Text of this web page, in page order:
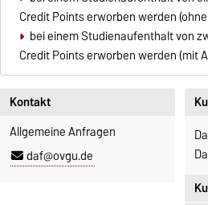
Credit Points erworben werden
bei einem Studienaufenthalt von
Credit Points erworben werden (mit
Kontakt
Allgemeine Anfragen
daf@ovgu.de